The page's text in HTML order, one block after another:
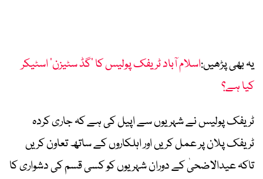
یہ بھی پڑھیں:اسلام آباد ٹریفک پولیس کا ’گڈ سٹیزن‘ اسٹیکر
کیا ہے؟
ٹریفک پولیس نے شہریوں سے اپیل کی ہے کہ جاری کردہ
ٹریفک پلان پر عمل کریں اور اہلکاروں کے ساتھ تعاون کریں
تاکہ عیدالاضحیٰ کے دوران شہریوں کو کسی قسم کی دشواری کا